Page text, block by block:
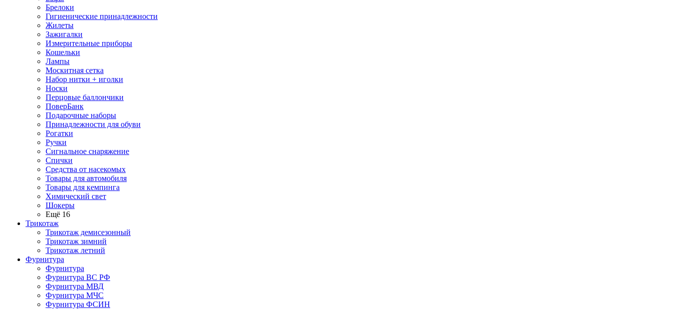
Брелоки
Гигиенические принадлежности
Жилеты
Зажигалки
Измерительные приборы
Кошельки
Лампы
Москитная сетка
Набор нитки + иголки
Носки
Перцовые баллончики
ПоверБанк
Подарочные наборы
Принадлежности для обуви
Рогатки
Ручки
Сигнальное снаряжение
Спички
Средства от насекомых
Товары для автомобиля
Товары для кемпинга
Химический свет
Шокеры
Ещё 16
Трикотаж
Трикотаж демисезонный
Трикотаж зимний
Трикотаж летний
Фурнитура
Фурнитура
Фурнитура ВС РФ
Фурнитура МВД
Фурнитура МЧС
Фурнитура ФСИН